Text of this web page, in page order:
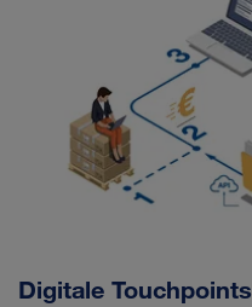
Digitale Touchpoints